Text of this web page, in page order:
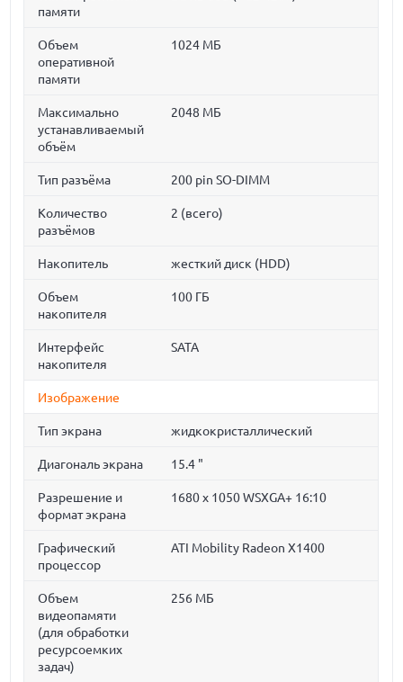
памяти
Объем
оперативной
памяти
1024 МБ
Максимально
устанавливаемый
объём
2048 МБ
Тип разъёма 200 pin SO-DIMM
Количество
разъёмов
2 (всего)
Накопитель жесткий диск (HDD)
Объем
накопителя
100 ГБ
Интерфейс
накопителя
SATA
Изображение
Тип экрана жидкокристаллический
Диагональ экрана 15.4 "
Разрешение и
формат экрана
1680 x 1050 WSXGA+ 16:10
Графический
процессор
ATI Mobility Radeon X1400
Объем
видеопамяти
(для обработки
ресурсоемких
задач)
256 МБ